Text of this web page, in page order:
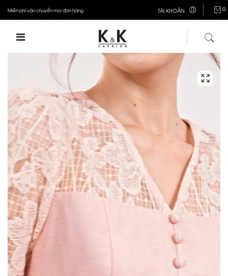
Miễn phí vận chuyển mọi đơn hàng TÀI KHOẢN 0